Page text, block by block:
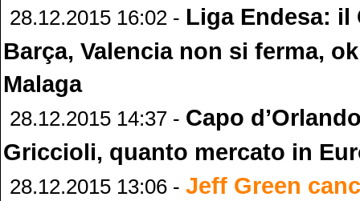
28.12.2015 16:02 - Liga Endesa: il
Barça, Valencia non si ferma,
Malaga
28.12.2015 14:37 - Capo
Griccioli, quanto mercato in
28.12.2015 13:06 - Jeff Green